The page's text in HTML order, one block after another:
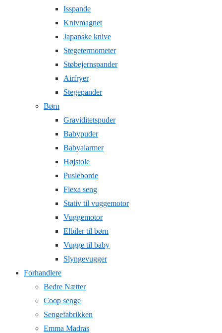
Isspande
Knivmagnet
Japanske knive
Stegetermometer
Støbejernspander
Airfryer
Stegepander
Børn
Graviditetspuder
Babypuder
Babyalarmer
Højstole
Pusleborde
Flexa seng
Stativ til vuggemotor
Vuggemotor
Elbiler til børn
Vugge til baby
Slyngevugger
Forhandlere
Bedre Nætter
Coop senge
Sengefabrikken
Emma Madras